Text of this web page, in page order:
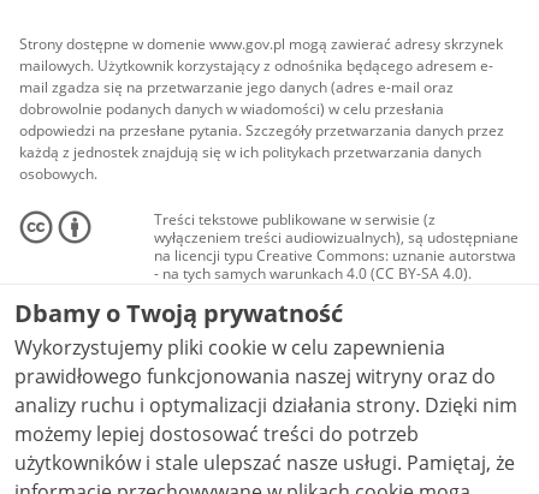
Strony dostępne w domenie www.gov.pl mogą zawierać adresy skrzynek
mailowych. Użytkownik korzystający z odnośnika będącego adresem e-
mail zgadza się na przetwarzanie jego danych (adres e-mail oraz
dobrowolnie podanych danych w wiadomości) w celu przesłania
odpowiedzi na przesłane pytania. Szczegóły przetwarzania danych przez
każdą z jednostek znajdują się w ich politykach przetwarzania danych
osobowych.
Treści tekstowe publikowane w serwisie (z
wyłączeniem treści audiowizualnych), są udostępniane
na licencji typu Creative Commons: uznanie autorstwa
- na tych samych warunkach 4.0 (CC BY-SA 4.0).
Materiały audiowizualne, w tym zdjęcia, materiały
audio i wideo, są udostępniane na licencji typu
Creative Commons: uznanie autorstwa użycie
niekomercyjne - bez utworów zależnych 4.0 (CC BY-
NC-ND 4.0), o ile nie jest to stwierdzone inaczej.
Dbamy o Twoją prywatność
Wykorzystujemy pliki cookie w celu zapewnienia
prawidłowego funkcjonowania naszej witryny oraz do
analizy ruchu i optymalizacji działania strony. Dzięki nim
możemy lepiej dostosować treści do potrzeb
użytkowników i stale ulepszać nasze usługi. Pamiętaj, że